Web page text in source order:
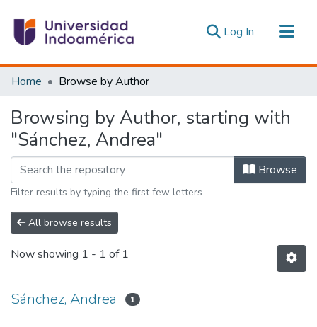
Log In (current)
Communities & Collections
Estadísticas Externas
Home Browse by Author
Browsing by Author, starting with
"Sánchez, Andrea"
Browse
Filter results by typing the first few letters
All browse results
Now showing 1 - 1 of 1
Sánchez, Andrea 1